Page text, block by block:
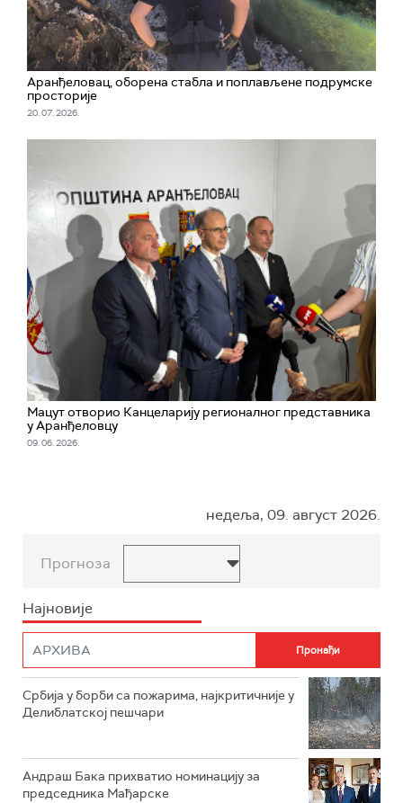
Аранђеловац, оборена стабла и поплављене подрумске
просторије
20. 07. 2026.
Мацут отворио Канцеларију регионалног представника
у Аранђеловцу
09. 06. 2026.
недеља, 09. август 2026.
Прогноза
Најновије
Србија у борби са пожарима, најкритичније у
Делиблатској пешчари
Андраш Бака прихватио номинацију за
председника Мађарске